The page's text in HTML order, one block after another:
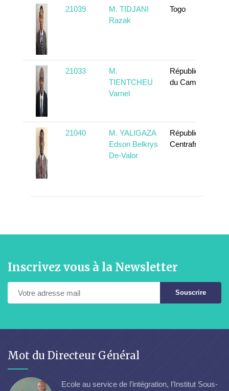
21039
M. TIDJANI
Razak
Togo
21033
M.
TIENTCHEU
Varnel
République
du Cameroun
21040
M. YALIGAZA
Edson Belkrys
De-Valor
République
Centrafricaine
Inscrivez vous à la Newsletter
Souscrire
Mot du Directeur Général
Ecole au service de l’intégration, l’Institut Sous-